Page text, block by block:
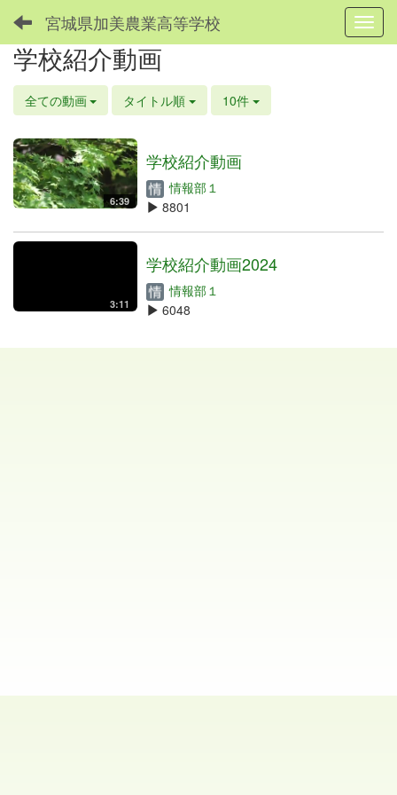
宮城県加美農業高等学校
学校紹介動画
全ての動画 タイトル順 10件
6:39
学校紹介動画
情報部１
8801
3:11
学校紹介動画2024
情報部１
6048